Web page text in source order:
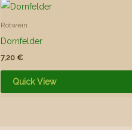
Rotwein
Dornfelder
7,20 €
Quick View